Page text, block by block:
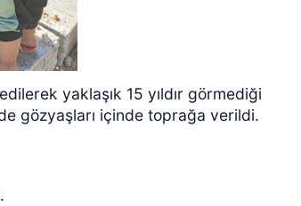
yaklaşık 15 yıldır görmediği
gözyaşları içinde toprağa verildi.